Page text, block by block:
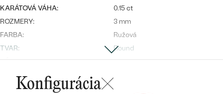
KARÁTOVÁ VÁHA:
0.15 ct
ROZMERY:
3 mm
FARBA:
Ružová
TVAR:
Round
PÔVOD:
Prírodný
Postranné drahokamy
Konfigurácia